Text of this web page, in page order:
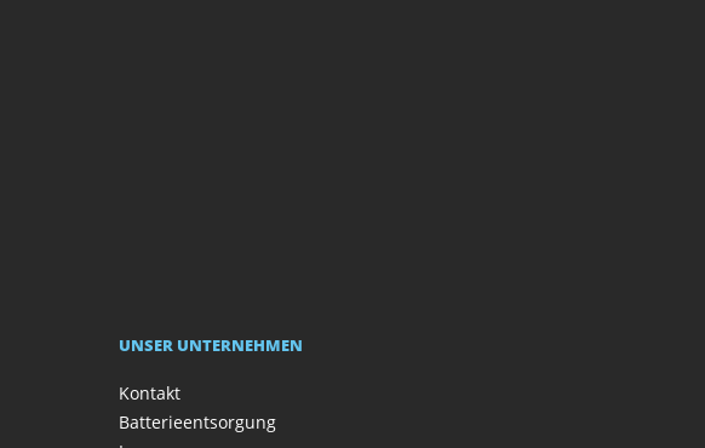
UNSER UNTERNEHMEN
Kontakt
Batterieentsorgung